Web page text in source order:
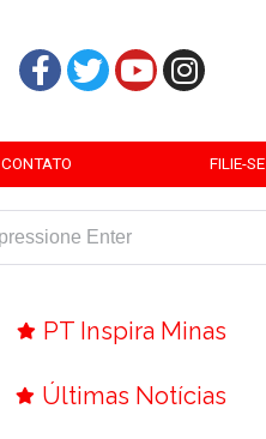
CONTATO FILIE-SE
PT Inspira Minas
Últimas Notícias